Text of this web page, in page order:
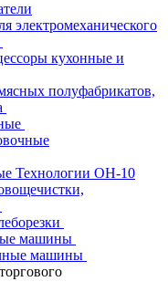
электромеханического
кухонные и
полуфабрикатов,
Технологии ОН-10
машины
машины